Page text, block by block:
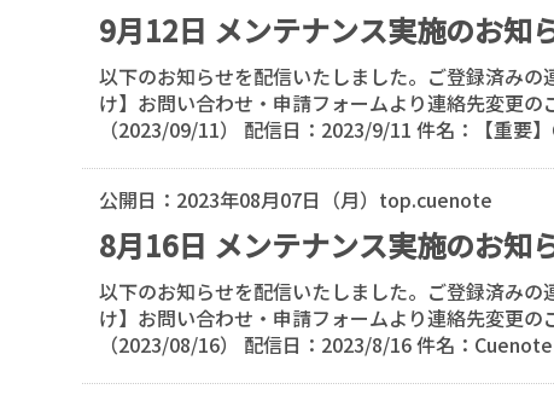
9月12日 メンテナンス実施のお知
以下のお知らせを配信いたしました。ご登録済み
け】お問い合わせ・申請フォームより連絡先変更の
（2023/09/11） 配信日：2023/9/11 件名：【重要
公開日： 2023年08月07日（月） top.cuenote
8月16日 メンテナンス実施のお知
以下のお知らせを配信いたしました。ご登録済み
け】お問い合わせ・申請フォームより連絡先変更の
（2023/08/16） 配信日：2023/8/16 件名：